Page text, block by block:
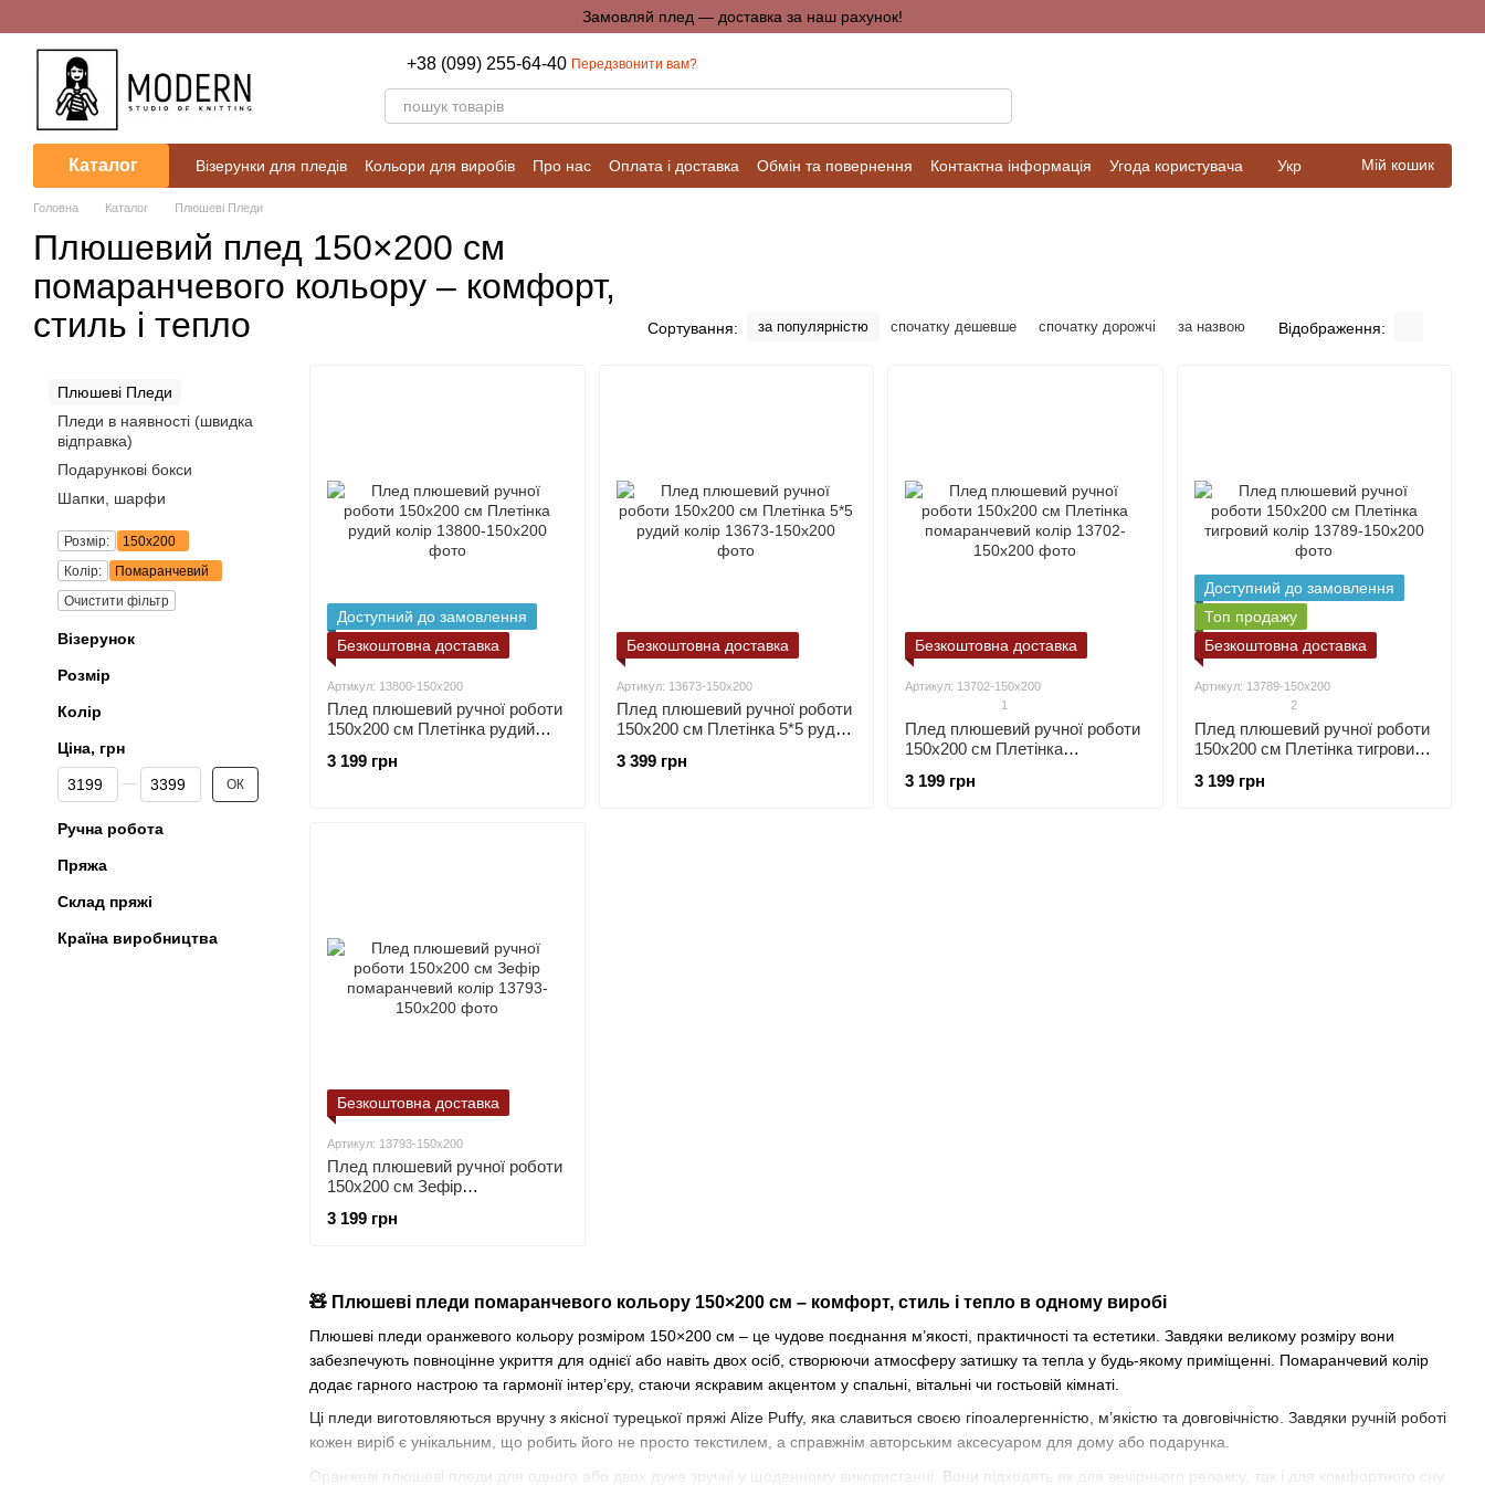
Замовляй плед — доставка за наш рахунок!
+38 (099) 255-64-40 Передзвонити вам?
Каталог Візерунки для пледів Кольори для виробів Про нас Оплата і доставка Обмін та повернення Контактна інформація
Угода користувача
Блог
Калькулятори для розрахунків
Укр Мій кошик
Головна Каталог Плюшеві Пледи
Плюшевий плед 150×200 см
помаранчевого кольору – комфорт,
стиль і тепло
Сортування: за популярністю спочатку дешевше спочатку дорожчі за назвою Відображення:
🧸 Плюшеві пледи помаранчевого кольору 150×200 см – комфорт, стиль і тепло в одному виробі
Плюшеві пледи оранжевого кольору розміром 150×200 см – це чудове поєднання м’якості, практичності та естетики. Завдяки великому розміру вони
забезпечують повноцінне укриття для однієї або навіть двох осіб, створюючи атмосферу затишку та тепла у будь-якому приміщенні. Помаранчевий колір
додає гарного настрою та гармонії інтер’єру, стаючи яскравим акцентом у спальні, вітальні чи гостьовій кімнаті.
Ці пледи виготовляються вручну з якісної турецької пряжі Alize Puffy, яка славиться своєю гіпоалергенністю, м’якістю та довговічністю. Завдяки ручній роботі
кожен виріб є унікальним, що робить його не просто текстилем, а справжнім авторським аксесуаром для дому або подарунка.
Оранжеві плюшеві пледи для одного або двох дуже зручні у щоденному використанні. Вони підходять як для вечірнього релаксу, так і для комфортного сну
Доступний до замовлення
Безкоштовна доставка
Артикул: 13800-150х200
Плед плюшевий ручної роботи
150х200 см Плетінка рудий
3 199 грн
Безкоштовна доставка
Артикул: 13673-150х200
Плед плюшевий ручної роботи
150х200 см Плетінка 5*5 рудий
3 399 грн
Безкоштовна доставка
Артикул: 13702-150х200
1
Плед плюшевий ручної роботи
150х200 см Плетінка
3 199 грн
Доступний до замовлення
Топ продажу
Безкоштовна доставка
Артикул: 13789-150х200
2
Плед плюшевий ручної роботи
150х200 см Плетінка тигровий
3 199 грн
Безкоштовна доставка
Артикул: 13793-150х200
Плед плюшевий ручної роботи
150х200 см Зефір
3 199 грн
Плюшеві Пледи
Пледи в наявності (швидка
відправка)
Подарункові бокси
Шапки, шарфи
Розмір:
150х200
Колір:
Помаранчевий
Очистити фільтр
Візерунок
Розмір
Колір
Ціна, грн
Від Ціна, грн
До Ціна, грн ОК
Ручна робота
Пряжа
Склад пряжі
Країна виробництва